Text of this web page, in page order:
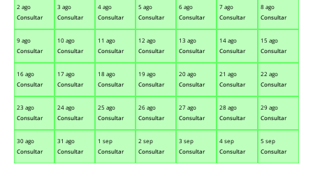
2 ago
Consultar
3 ago
Consultar
4 ago
Consultar
5 ago
Consultar
6 ago
Consultar
7 ago
Consultar
8 ago
Consultar
9 ago
Consultar
10 ago
Consultar
11 ago
Consultar
12 ago
Consultar
13 ago
Consultar
14 ago
Consultar
15 ago
Consultar
16 ago
Consultar
17 ago
Consultar
18 ago
Consultar
19 ago
Consultar
20 ago
Consultar
21 ago
Consultar
22 ago
Consultar
23 ago
Consultar
24 ago
Consultar
25 ago
Consultar
26 ago
Consultar
27 ago
Consultar
28 ago
Consultar
29 ago
Consultar
30 ago
Consultar
31 ago
Consultar
1 sep
Consultar
2 sep
Consultar
3 sep
Consultar
4 sep
Consultar
5 sep
Consultar